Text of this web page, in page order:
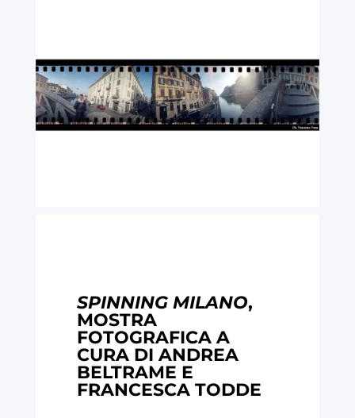
SPINNING MILANO,
MOSTRA
FOTOGRAFICA A
CURA DI ANDREA
BELTRAME E
FRANCESCA TODDE